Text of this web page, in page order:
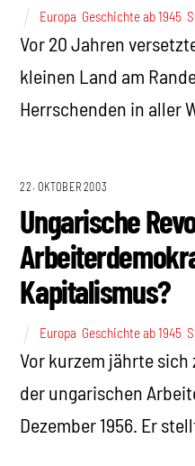
Europa Geschichte ab 1945 ,
Vor 20 Jahren
kleinen Land am
Herrschenden in aller
22. OKTOBER 2003
Ungarische
Kapitalismus?
Europa Geschichte ab 1945 ,
Vor kurzem jährte
der ungarischen
Dezember 1956. Er